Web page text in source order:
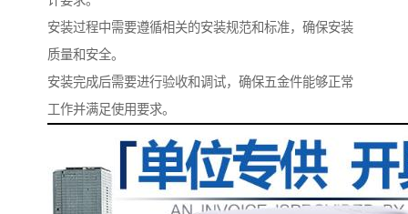
安装过程中需要遵循相关的安装规范和标准，确保安装
质量和安全。
安装完成后需要进行验收和调试，确保五金件能够正常
工作并满足使用要求。